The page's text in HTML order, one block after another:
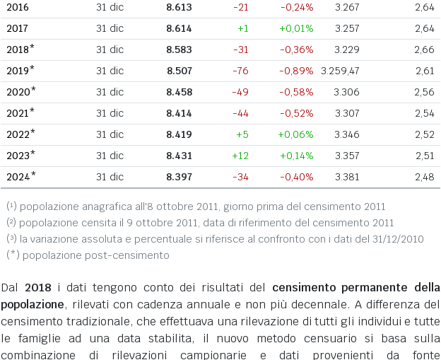
2016
31 dic 8.613 -21 -0,24% 3.267
2,64
2017
31 dic 8.614 +1 +0,01% 3.257
2,64
2018*
31 dic 8.583 -31 -0,36% 3.229
2,66
2019*
31 dic 8.507 -76 -0,89% 3.259,47
2,61
2020*
31 dic 8.458 -49 -0,58% 3.306
2,56
2021*
31 dic 8.414 -44 -0,52% 3.307
2,54
2022*
31 dic 8.419 +5 +0,06% 3.346
2,52
2023*
31 dic 8.431 +12 +0,14% 3.357
2,51
2024*
31 dic 8.397 -34 -0,40% 3.381 2,48
(¹) popolazione anagrafica all'8 ottobre 2011, giorno prima del censimento 2011
(²) popolazione censita il 9 ottobre 2011, data di riferimento del censimento 2011
(³) la variazione assoluta e percentuale si riferisce al confronto con i dati del 31/12/2010
(*) popolazione post-censimento
Dal 2018 i dati tengono conto dei risultati del censimento permanente della
popolazione, rilevati con cadenza annuale e non più decennale. A differenza del
censimento tradizionale, che effettuava una rilevazione di tutti gli individui e tutte
le famiglie ad una data stabilita, il nuovo metodo censuario si basa sulla
combinazione di rilevazioni campionarie e dati provenienti da fonte